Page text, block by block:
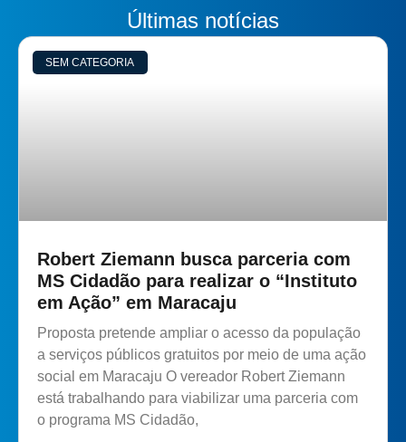
Últimas notícias
SEM CATEGORIA
Robert Ziemann busca parceria com
MS Cidadão para realizar o “Instituto
em Ação” em Maracaju
Proposta pretende ampliar o acesso da população
a serviços públicos gratuitos por meio de uma ação
social em Maracaju O vereador Robert Ziemann
está trabalhando para viabilizar uma parceria com
o programa MS Cidadão,